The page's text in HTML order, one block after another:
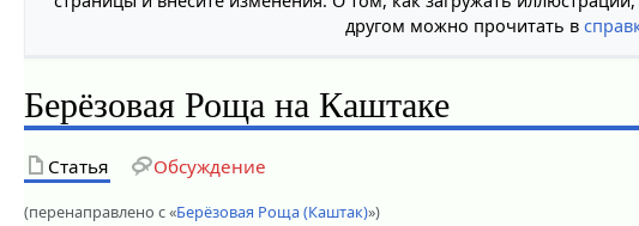
другом можно прочитать в
Берёзовая Роща на Каштаке
Статья Обсуждение
(перенаправлено с «Берёзовая Роща (Каштак)»)